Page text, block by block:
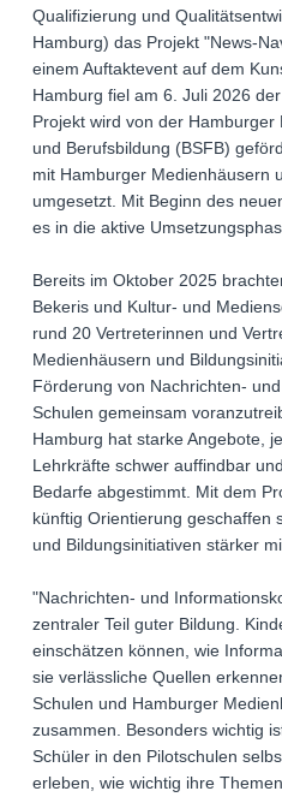
Qualifizierung und
Hamburg) das Projekt "News-
einem Auftaktevent auf dem
Hamburg fiel am 6. Juli 2026
Projekt wird von der
und Berufsbildung (BSFB)
mit Hamburger Medienhäusern
umgesetzt. Mit Beginn des
es in die aktive
Bereits im Oktober 2025
Bekeris und Kultur- und
rund 20 Vertreterinnen und
Medienhäusern und
Förderung von Nachrichten-
Schulen gemeinsam
Hamburg hat starke Angebote,
Lehrkräfte schwer auffindbar
Bedarfe abgestimmt. Mit dem
künftig Orientierung geschaffen
und Bildungsinitiativen stärker
"Nachrichten- und
zentraler Teil guter Bildung.
einschätzen können, wie
sie verlässliche Quellen
Schulen und Hamburger
zusammen. Besonders wichtig
Schüler in den Pilotschulen
erleben, wie wichtig ihre